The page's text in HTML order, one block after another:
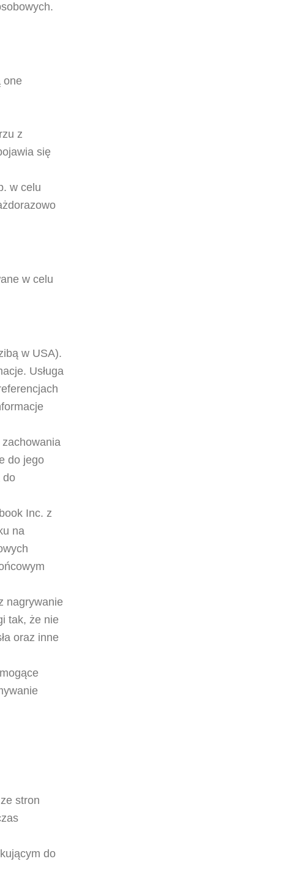
one
z
się
w celu
w celu
w USA).
Usługa
do jego
do
Inc. z
na
nagrywanie
tak, że nie
oraz inne
stron
do